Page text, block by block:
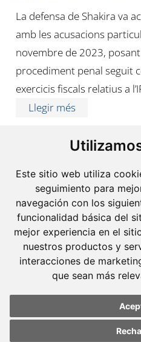
Este sitio web utiliza
seguimiento para
navegación con los
funcionalidad básica del
mejor experiencia en el
nuestros productos y
interacciones de
que sean más
La defensa de Shakira va
amb les acusacions
novembre de 2023,
procediment penal seguit
exercicis fiscals relatius a
Llegir més